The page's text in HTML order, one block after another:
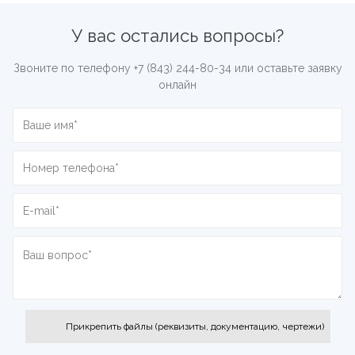
У вас остались вопросы?
Звоните по телефону +7 (843) 244-80-34или оставьте заявку
онлайн
Прикрепить файлы (реквизиты, документацию, чертежи)